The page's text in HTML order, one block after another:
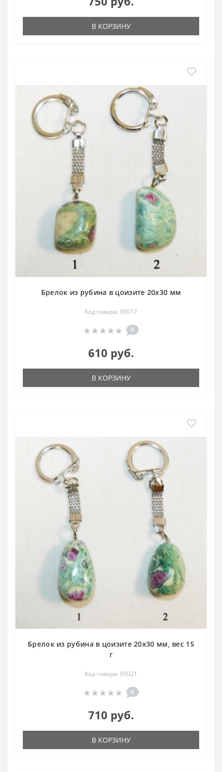
в циозите – это соединение неистощимого
Месторождения в России: Урал
В КОРЗИНУ
Брелок из рубина в цоизите 20х30 мм
Код товара: 95017
0
610 руб.
В КОРЗИНУ
Брелок из рубина в цоизите 20х30 мм, вес 15
г
Код товара: 95021
0
710 руб.
В КОРЗИНУ